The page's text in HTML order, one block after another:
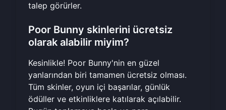
talep görürler.
Poor Bunny skinlerini ücretsiz
olarak alabilir miyim?
Kesinlikle! Poor Bunny'nin en güzel
yanlarından biri tamamen ücretsiz olması.
Tüm skinler, oyun içi başarılar, günlük
ödüller ve etkinliklere katılarak açılabilir.